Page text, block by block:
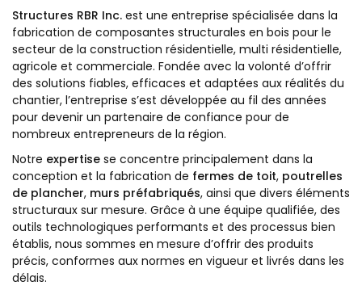
Structures RBR Inc. est une entreprise spécialisée dans la
fabrication de composantes structurales en bois pour le
secteur de la construction résidentielle, multi résidentielle,
agricole et commerciale. Fondée avec la volonté d’offrir
des solutions fiables, efficaces et adaptées aux réalités du
chantier, l’entreprise s’est développée au fil des années
pour devenir un partenaire de confiance pour de
nombreux entrepreneurs de la région.
Notre expertise se concentre principalement dans la
conception et la fabrication de fermes de toit, poutrelles
de plancher, murs préfabriqués, ainsi que divers éléments
structuraux sur mesure. Grâce à une équipe qualifiée, des
outils technologiques performants et des processus bien
établis, nous sommes en mesure d’offrir des produits
précis, conformes aux normes en vigueur et livrés dans les
délais.